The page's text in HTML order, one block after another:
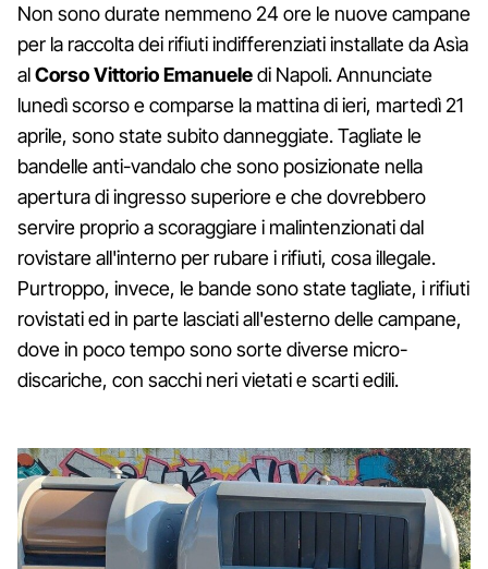
Non sono durate nemmeno 24 ore le nuove campane
per la raccolta dei rifiuti indifferenziati installate da Asìa
alCorso Vittorio Emanueledi Napoli. Annunciate
lunedì scorso e comparse la mattina di ieri, martedì 21
aprile, sono state subito danneggiate. Tagliate le
bandelle anti-vandalo che sono posizionate nella
apertura di ingresso superiore e che dovrebbero
servire proprio a scoraggiare i malintenzionati dal
rovistare all'interno per rubare i rifiuti, cosa illegale.
Purtroppo, invece, le bande sono state tagliate, i rifiuti
rovistati ed in parte lasciati all'esterno delle campane,
dove in poco tempo sono sorte diverse micro-
discariche, con sacchi neri vietati e scarti edili.